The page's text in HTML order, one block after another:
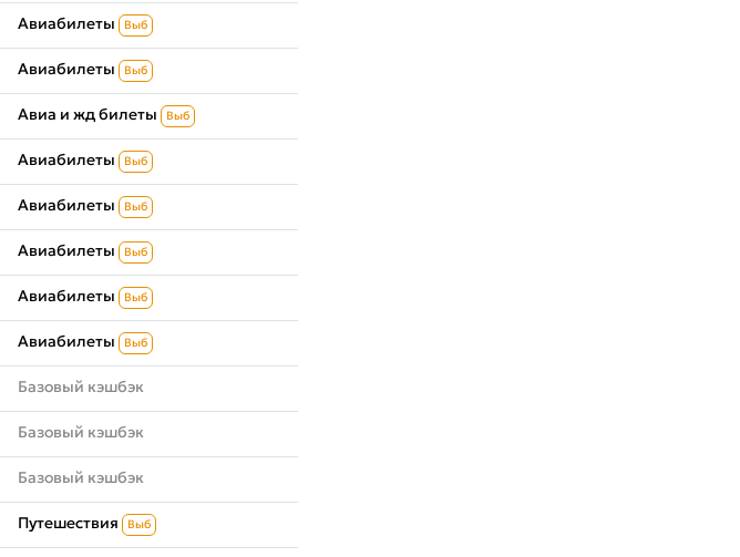
Авиабилеты Выб
Авиабилеты Выб
Авиа и жд билеты Выб
Авиабилеты Выб
Авиабилеты Выб
Авиабилеты Выб
Авиабилеты Выб
Авиабилеты Выб
Базовый кэшбэк
Базовый кэшбэк
Базовый кэшбэк
Путешествия Выб